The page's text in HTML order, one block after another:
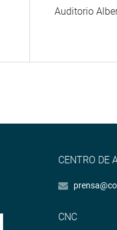
Auditorio
CENTRO DE
CNC